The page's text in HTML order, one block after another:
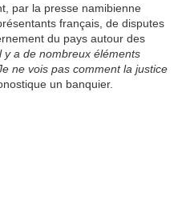
par la presse namibienne
français, de disputes
du pays autour des
y a de nombreux éléments
ne vois pas comment la justice
un banquier.